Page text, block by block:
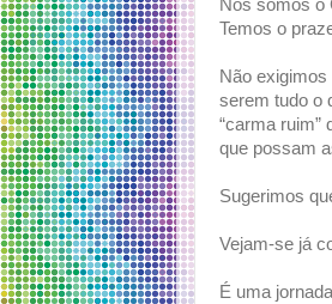
Nós somos o
Temos o
Não
serem tudo o
“carma ruim”
que possam
Sugerimos
Vejam-se já
É uma